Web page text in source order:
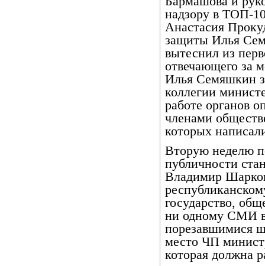
надзору в ТОП-
Анастасия
защиты Илья
вытеснил из
отвечающего за
Илья Семяшкин
коллегии
работе органов
членами
которых
Вторую неделю
публичности
Владимир
государство,
ни одному СМИ в
порезавшимися
место ЧП
которая должна